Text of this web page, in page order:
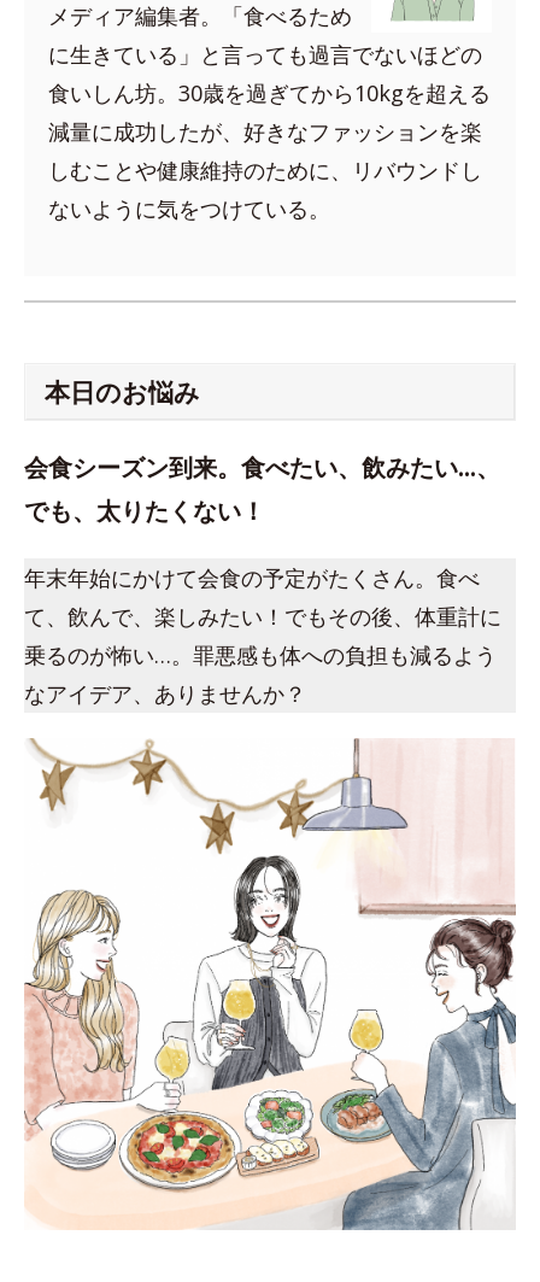
メディア編集者。「食べるため
に生きている」と言っても過言でないほどの
食いしん坊。30歳を過ぎてから10kgを超える
減量に成功したが、好きなファッションを楽
しむことや健康維持のために、リバウンドし
ないように気をつけている。
本日のお悩み
会食シーズン到来。食べたい、飲みたい…、
でも、太りたくない！
年末年始にかけて会食の予定がたくさん。食べ
て、飲んで、楽しみたい！でもその後、体重計に
乗るのが怖い…。罪悪感も体への負担も減るよう
なアイデア、ありませんか？